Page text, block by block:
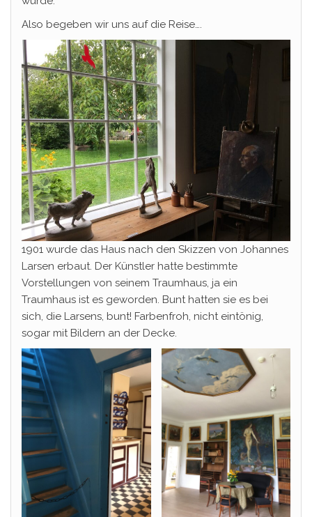
Also begeben wir uns auf die Reise….
1901 wurde das Haus nach den Skizzen von Johannes
Larsen erbaut. Der Künstler hatte bestimmte
Vorstellungen von seinem Traumhaus, ja ein
Traumhaus ist es geworden. Bunt hatten sie es bei
sich, die Larsens, bunt! Farbenfroh, nicht eintönig,
sogar mit Bildern an der Decke.